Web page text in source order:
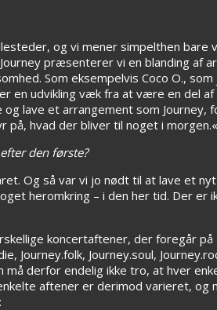
og vi mener simpelthen bare
præsenterer vi en blanding af
Som eksempelvis Coco O.,
en udvikling væk fra at være en del
lave et arrangement som Journey,
på, hvad der bliver til noget i morgen.«
den første?
Og så var vi jo nødt til at lave et
heromkring – i den her tid. Der er
koncertaftener, der foregår på
Journey.folk, Journey.soul,
derfor endelig ikke tro, at hver
aftener er derimod varieret, og